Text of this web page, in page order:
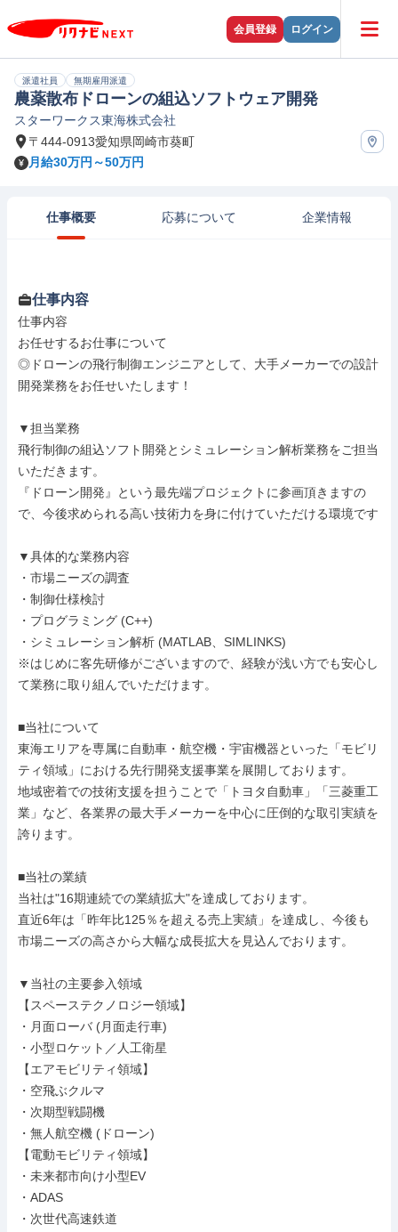
会員登録 ログイン
派遣社員 無期雇用派遣
農薬散布ドローンの組込ソフトウェア開発
スターワークス東海株式会社
〒444-0913愛知県岡崎市葵町
月給30万円～50万円
仕事概要 応募について 企業情報
仕事内容
仕事内容
お任せするお仕事について
◎ドローンの飛行制御エンジニアとして、大手メーカーでの設計
開発業務をお任せいたします！
▼担当業務
飛行制御の組込ソフト開発とシミュレーション解析業務をご担当
いただきます。
『ドローン開発』という最先端プロジェクトに参画頂きますの
で、今後求められる高い技術力を身に付けていただける環境です
▼具体的な業務内容
・市場ニーズの調査
・制御仕様検討
・プログラミング (C++)
・シミュレーション解析 (MATLAB、SIMLINKS)
※はじめに客先研修がございますので、経験が浅い方でも安心し
て業務に取り組んでいただけます。
■当社について
東海エリアを専属に自動車・航空機・宇宙機器といった「モビリ
ティ領域」における先行開発支援事業を展開しております。
地域密着での技術支援を担うことで「トヨタ自動車」「三菱重工
業」など、各業界の最大手メーカーを中心に圧倒的な取引実績を
誇ります。
■当社の業績
当社は"16期連続での業績拡大"を達成しております。
直近6年は「昨年比125％を超える売上実績」を達成し、今後も
市場ニーズの高さから大幅な成長拡大を見込んでおります。
▼当社の主要参入領域
【スペーステクノロジー領域】
・月面ローバ (月面走行車)
・小型ロケット／人工衛星
【エアモビリティ領域】
・空飛ぶクルマ
・次期型戦闘機
・無人航空機 (ドローン)
【電動モビリティ領域】
・未来都市向け小型EV
・ADAS
・次世代高速鉄道